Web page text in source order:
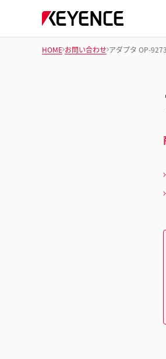
HOME お問い合わせ アダプタ OP-